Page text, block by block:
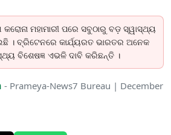
ମହାମାରୀ ପରେ ସବୁଠାରୁ ବଡ଼ ସ୍ୱାସ୍ଥ୍ୟ
। ବ୍ରିଟେନରେ କାର୍ଯ୍ୟରତ ଭାରତର ଅନେକ
ବିଶେଷଜ୍ଞ ଏଭଳି ଦାବି କରିଛନ୍ତି ।
- Prameya-News7 Bureau | December